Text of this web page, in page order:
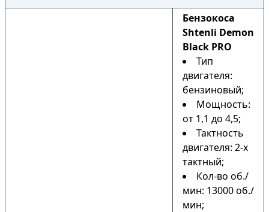
Бензокоса
Shtenli Demon
Black PRO
Тип
двигателя:
бензиновый;
Мощность:
от 1,1 до 4,5;
Тактность
двигателя: 2-х
тактный;
Кол-во об./
мин: 13000 об./
мин;